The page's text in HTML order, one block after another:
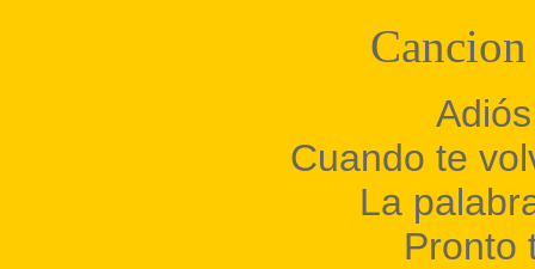
Cuando te
La
Pronto